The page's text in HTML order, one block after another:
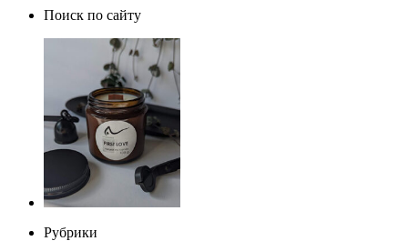
записей
Поиск по сайту
Рубрики